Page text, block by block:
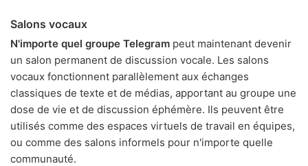
Salons vocaux
N'importe quel groupe Telegram peut maintenant devenir
un salon permanent de discussion vocale. Les salons
vocaux fonctionnent parallèlement aux échanges
classiques de texte et de médias, apportant au groupe une
dose de vie et de discussion éphémère. Ils peuvent être
utilisés comme des espaces virtuels de travail en équipes,
ou comme des salons informels pour n'importe quelle
communauté.